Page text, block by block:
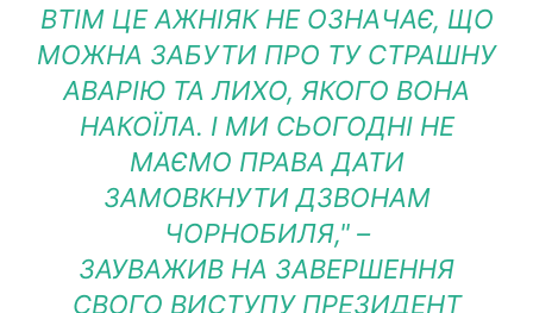
ВТІМ ЦЕ АЖНІЯК НЕ ОЗНАЧАЄ, ЩО
МОЖНА ЗАБУТИ ПРО ТУ СТРАШНУ
АВАРІЮ ТА ЛИХО, ЯКОГО ВОНА
НАКОЇЛА. І МИ СЬОГОДНІ НЕ
МАЄМО ПРАВА ДАТИ
ЗАМОВКНУТИ ДЗВОНАМ
ЧОРНОБИЛЯ,"–
ЗАУВАЖИВ НА ЗАВЕРШЕННЯ
СВОГО ВИСТУПУ ПРЕЗИДЕНТ